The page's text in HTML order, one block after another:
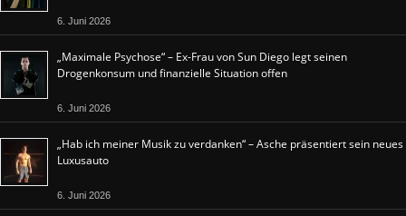
6. Juni 2026
„Maximale Psychose“ – Ex-Frau von Sun Diego legt seinen
Drogenkonsum und finanzielle Situation offen
6. Juni 2026
„Hab ich meiner Musik zu verdanken“ – Asche präsentiert sein neues
Luxusauto
6. Juni 2026